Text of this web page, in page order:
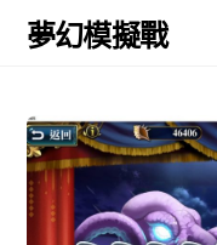
Skip
夢幻模擬戰